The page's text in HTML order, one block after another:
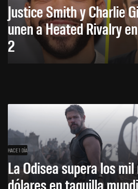
Justice Smith y Charlie
unen a Heated Rivalry
2
HACE 1 DÍA
La Odisea supera los
dólares en taquilla